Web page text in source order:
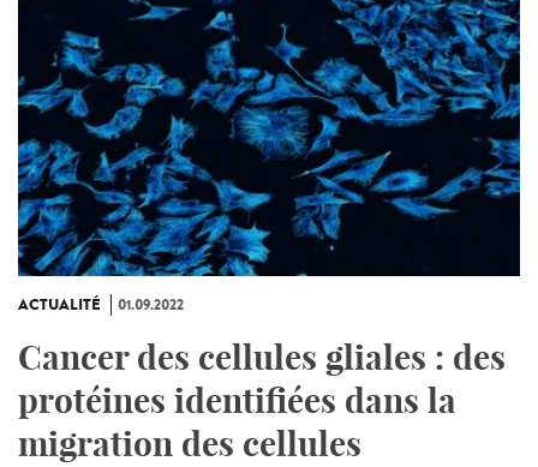
ACTUALITÉ 01.09.2022
Cancer des cellules gliales : des
protéines identifiées dans la
migration des cellules